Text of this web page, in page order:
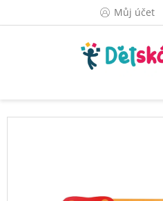
Můj účet